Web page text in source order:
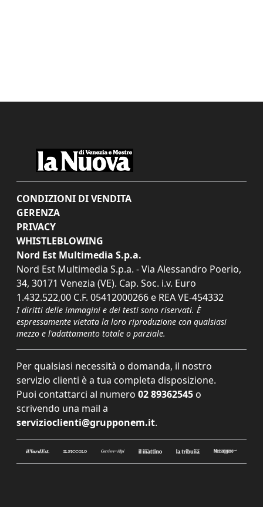
CONDIZIONI DI VENDITA
GERENZA
PRIVACY
WHISTLEBLOWING
Nord Est Multimedia S.p.a.
Nord Est Multimedia S.p.a. - Via Alessandro Poerio,
34, 30171 Venezia (VE). Cap. Soc. i.v. Euro
1.432.522,00 C.F. 05412000266 e REA VE-454332
I diritti delle immagini e dei testi sono riservati. È
espressamente vietata la loro riproduzione con qualsiasi
mezzo e l'adattamento totale o parziale.
Per qualsiasi necessità o domanda, il nostro
servizio clienti è a tua completa disposizione.
Puoi contattarci al numero 02 89362545 o
scrivendo una mail a
servizioclienti@grupponem.it.